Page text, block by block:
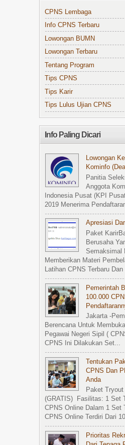
CPNS Lembaga
Info CPNS Terbaru
Lowongan BUMN
Lowongan Terbaru
Tentang Program
Tips CPNS
Tips Karir
Tips Lulus Ujian CPNS
Info Paling Dicari
Lowongan
Kominfo
Panitia
Anggota
Indonesia Pusat (KPI
2019 Menerima
Apresiasi
Paket
Berusaha
Semaksimal
Memberikan Materi
Latihan CPNS Terbaru Dan
Pemerintah
100.000
Jakarta -
Berencana Untuk
Pegawai Negeri Sipil (
CPNS Ini Dilakukan Set...
Tentukan
CPNS Dan
Anda
Paket
(GRATIS) Fasilitas: 1 Set
CPNS Online Dalam 1 Set
CPNS Online Terdiri Dari
Prioritas